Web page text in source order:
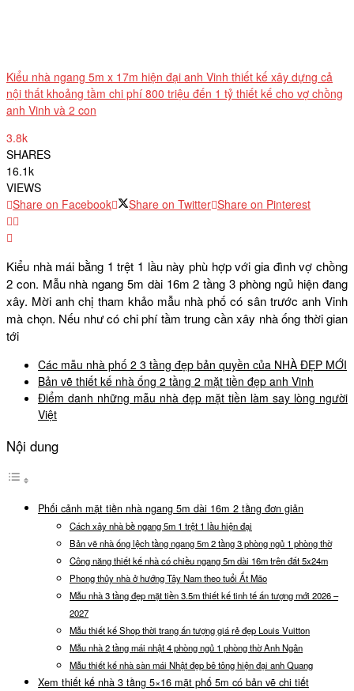
Kiểu nhà ngang 5m x 17m hiện đại anh Vinh thiết kế xây dựng cả
nội thất khoảng tầm chi phí 800 triệu đến 1 tỷ thiết kế cho vợ chồng
anh Vinh và 2 con
3.8k
SHARES
16.1k
VIEWS
Share on Facebook
Share on Twitter Share on Pinterest
Kiểu nhà mái bằng 1 trệt 1 lầu này phù hợp với gia đình vợ chồng
2 con. Mẫu nhà ngang 5m dài 16m 2 tầng 3 phòng ngủ hiện đang
xây. Mời anh chị tham khảo mẫu nhà phố có sân trước anh Vinh
mà chọn. Nếu như có chi phí tầm trung cần xây nhà ống thời gian
tới
Các mẫu nhà phố 2 3 tầng đẹp bản quyền của NHÀ ĐẸP MỚI
Bản vẽ thiết kế nhà ống 2 tầng 2 mặt tiền đẹp anh Vinh
Điểm danh những mẫu nhà đẹp mặt tiền làm say lòng người
Việt
Nội dung
Phối cảnh mặt tiền nhà ngang 5m dài 16m 2 tầng đơn giản
Cách xây nhà bề ngang 5m 1 trệt 1 lầu hiện đại
Bản vẽ nhà ống lệch tầng ngang 5m 2 tầng 3 phòng ngủ 1 phòng thờ
Công năng thiết kế nhà có chiều ngang 5m dài 16m trên đất 5x24m
Phong thủy nhà ở hướng Tây Nam theo tuổi Ất Mão
Mẫu nhà 3 tầng đẹp mặt tiền 3.5m thiết kế tinh tế ấn tượng mới 2026 –
2027
Mẫu thiết kế Shop thời trang ấn tượng giá rẻ đẹp Louis Vuitton
Mẫu nhà 2 tầng mái nhật 4 phòng ngủ 1 phòng thờ Anh Ngân
Mẫu thiết kế nhà sàn mái Nhật đẹp bê tông hiện đại anh Quang
Xem thiết kế nhà 3 tầng 5×16 mặt phố 5m có bản vẽ chi tiết